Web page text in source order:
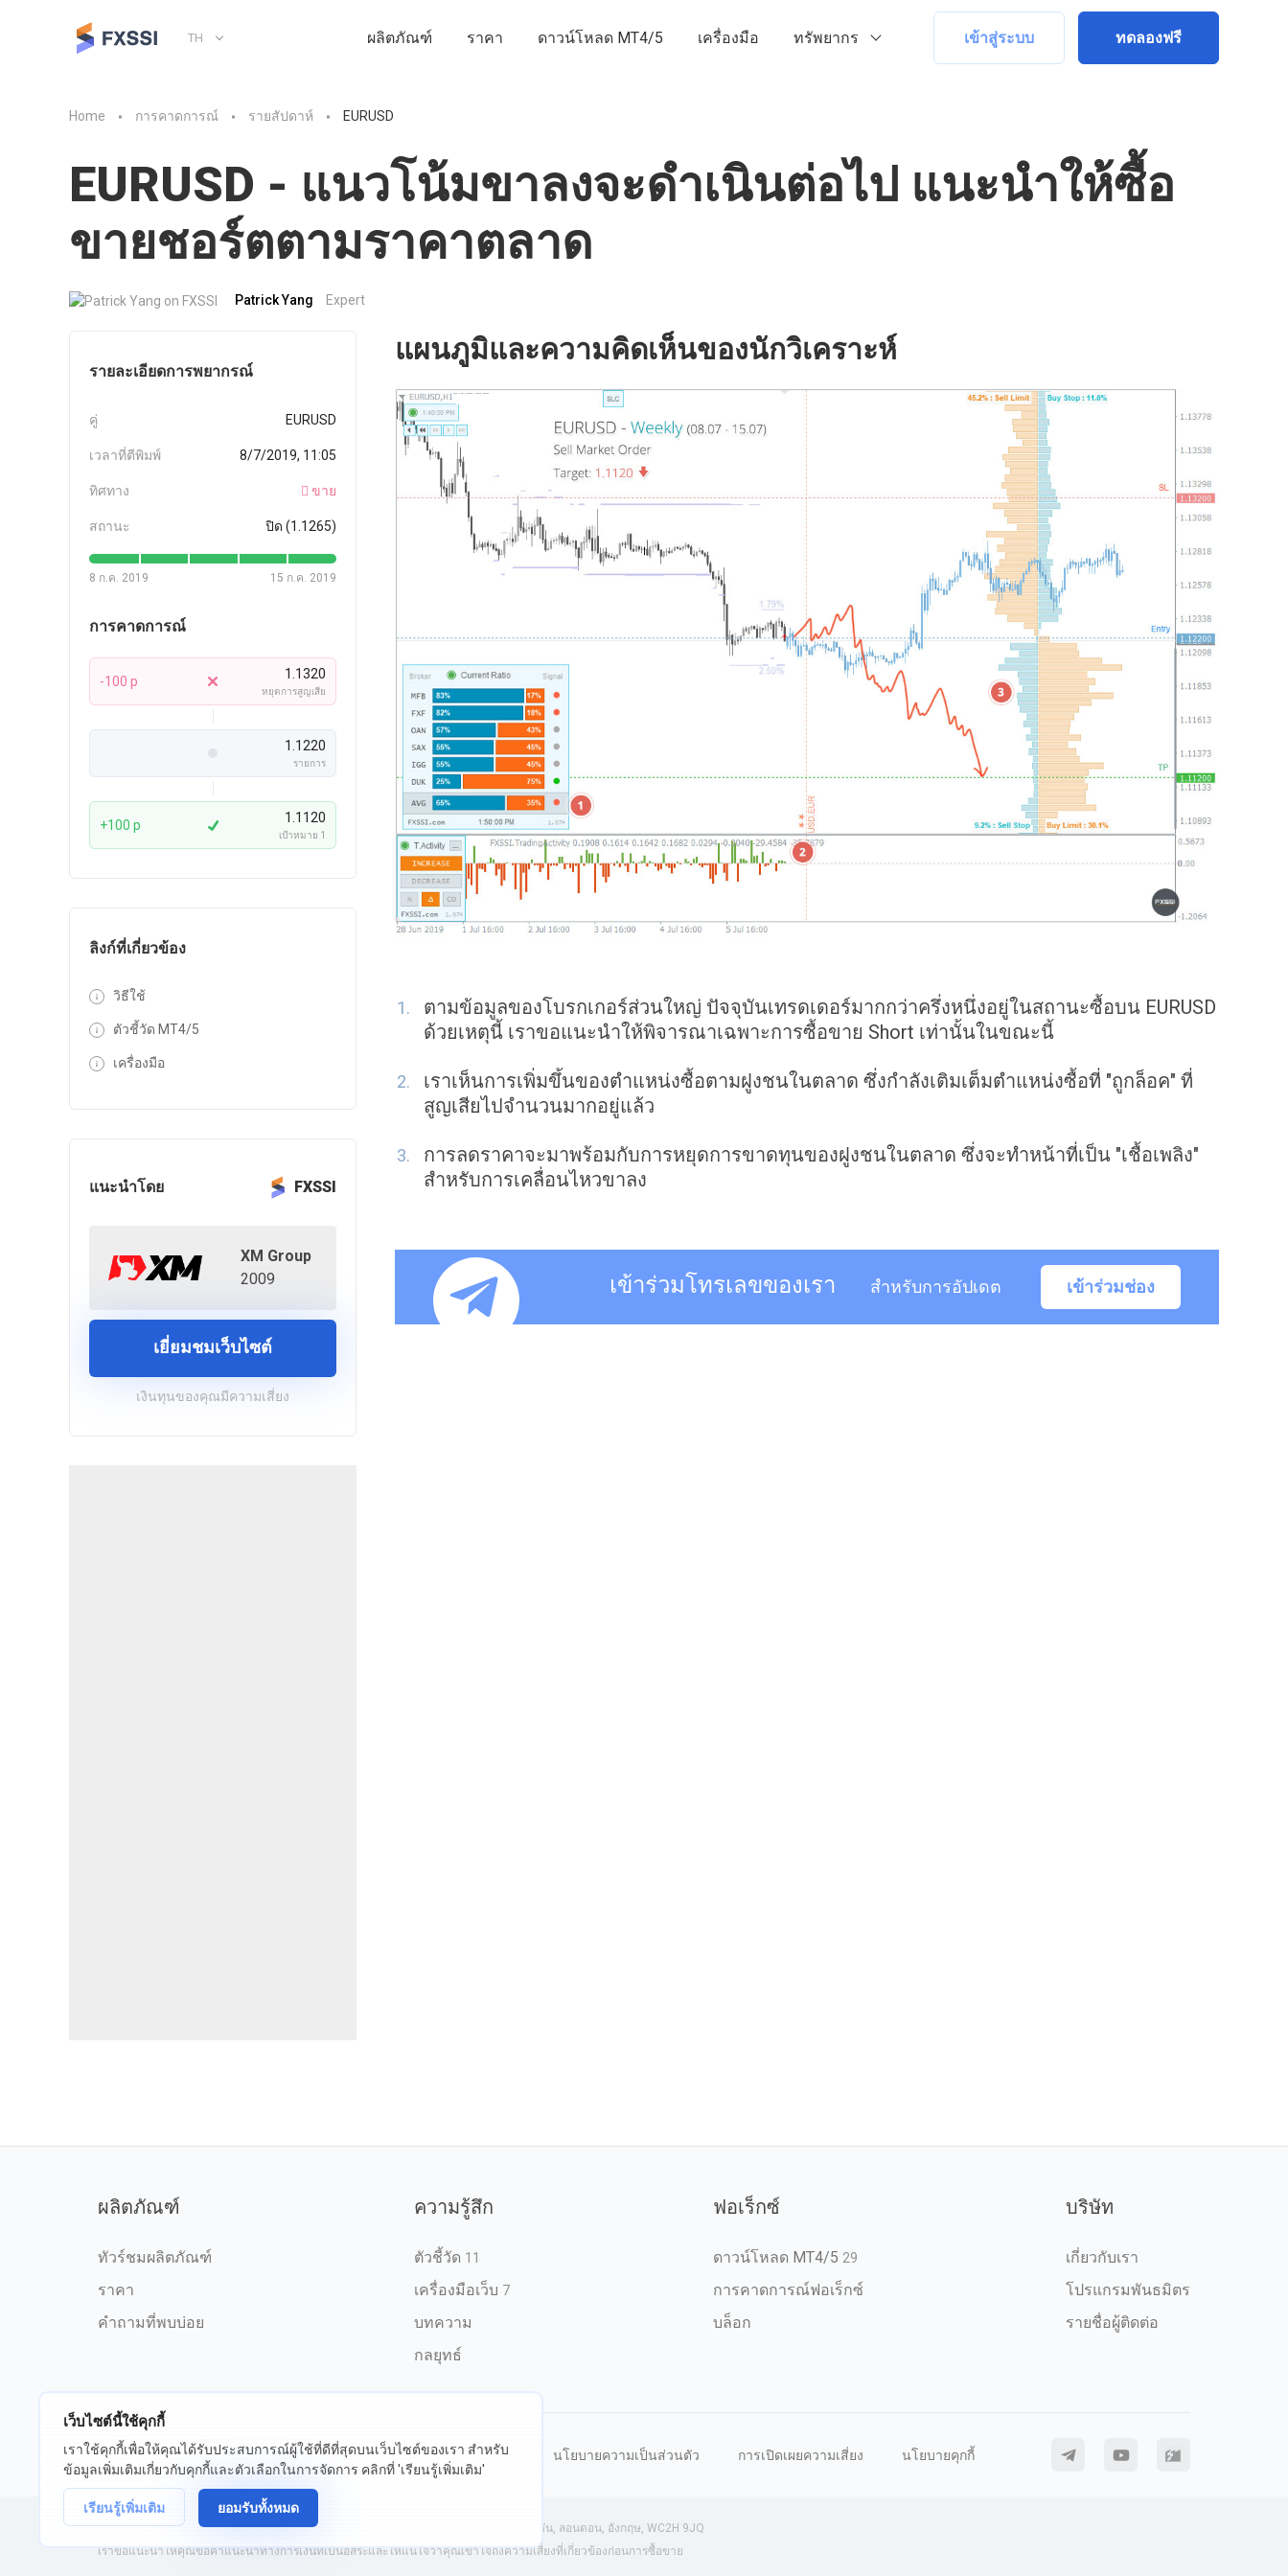
เว็บไซต์นี้ใช้คุกกี้
เราใช้คุกกี้เพื่อให้คุณได้รับประสบการณ์ผู้ใช้ที่ดีที่สุดบนเว็บไซต์ของเรา สำหรับ
ข้อมูลเพิ่มเติมเกี่ยวกับคุกกี้และตัวเลือกในการจัดการ คลิกที่ 'เรียนรู้เพิ่มเติม'
เรียนรู้เพิ่มเติม ยอมรับทั้งหมด
TH ผลิตภัณฑ์ ราคา ดาวน์โหลด MT4/5 เครื่องมือ ทรัพยากร เข้าสู่ระบบ ทดลองฟรี
Home การคาดการณ์ รายสัปดาห์ EURUSD
EURUSD - แนวโน้มขาลงจะดำเนินต่อไป แนะนำให้ซื้อ
ขายชอร์ตตามราคาตลาด
Patrick Yang Expert
รายละเอียดการพยากรณ์
คู่ EURUSD
เวลาที่ตีพิมพ์ 8/7/2019, 11:05
ทิศทาง ขาย
สถานะ ปิด (1.1265)
8 ก.ค. 2019 15 ก.ค. 2019
การคาดการณ์
-100 p 1.1320
หยุดการสูญเสีย
1.1220
รายการ
+100 p 1.1120
เป้าหมาย 1
ลิงก์ที่เกี่ยวข้อง
วิธีใช้
ตัวชี้วัด MT4/5
เครื่องมือ
แนะนำโดย FXSSI
XM Group
2009
เยี่ยมชมเว็บไซต์
เงินทุนของคุณมีความเสี่ยง
แผนภูมิและความคิดเห็นของนักวิเคราะห์
ตามข้อมูลของโบรกเกอร์ส่วนใหญ่ ปัจจุบันเทรดเดอร์มากกว่าครึ่งหนึ่งอยู่ในสถานะซื้อบน EURUSD
ด้วยเหตุนี้ เราขอแนะนำให้พิจารณาเฉพาะการซื้อขาย Short เท่านั้นในขณะนี้
เราเห็นการเพิ่มขึ้นของตำแหน่งซื้อตามฝูงชนในตลาด ซึ่งกำลังเติมเต็มตำแหน่งซื้อที่ "ถูกล็อค" ที่
สูญเสียไปจำนวนมากอยู่แล้ว
การลดราคาจะมาพร้อมกับการหยุดการขาดทุนของฝูงชนในตลาด ซึ่งจะทำหน้าที่เป็น "เชื้อเพลิง"
สำหรับการเคลื่อนไหวขาลง
เข้าร่วมโทรเลขของเรา สำหรับการอัปเดต เข้าร่วมช่อง
ผลิตภัณฑ์
ทัวร์ชมผลิตภัณฑ์
ราคา
คำถามที่พบบ่อย
ความรู้สึก
ตัวชี้วัด 11
เครื่องมือเว็บ 7
บทความ
กลยุทธ์
ฟอเร็กซ์
ดาวน์โหลด MT4/5 29
การคาดการณ์ฟอเร็กซ์
บล็อก
บริษัท
เกี่ยวกับเรา
โปรแกรมพันธมิตร
รายชื่อผู้ติดต่อ
©2026 fxssi.com สงวนลิขสิทธิ์ ข้อกำหนดการใช้งาน นโยบายความเป็นส่วนตัว การเปิดเผยความเสี่ยง นโยบายคุกกี้
เว็บไซต์ดำเนินการโดย FXSSI LTD หมายเลขทะเบียน: 13534801 (อังกฤษ) | 71-75 ถนนเชลตัน, ลอนดอน, อังกฤษ, WC2H 9JQ
เราขอแนะนำให้คุณขอคำแนะนำทางการเงินที่เป็นอิสระและให้แน่ใจว่าคุณเข้าใจถึงความเสี่ยงที่เกี่ยวข้องก่อนการซื้อขาย